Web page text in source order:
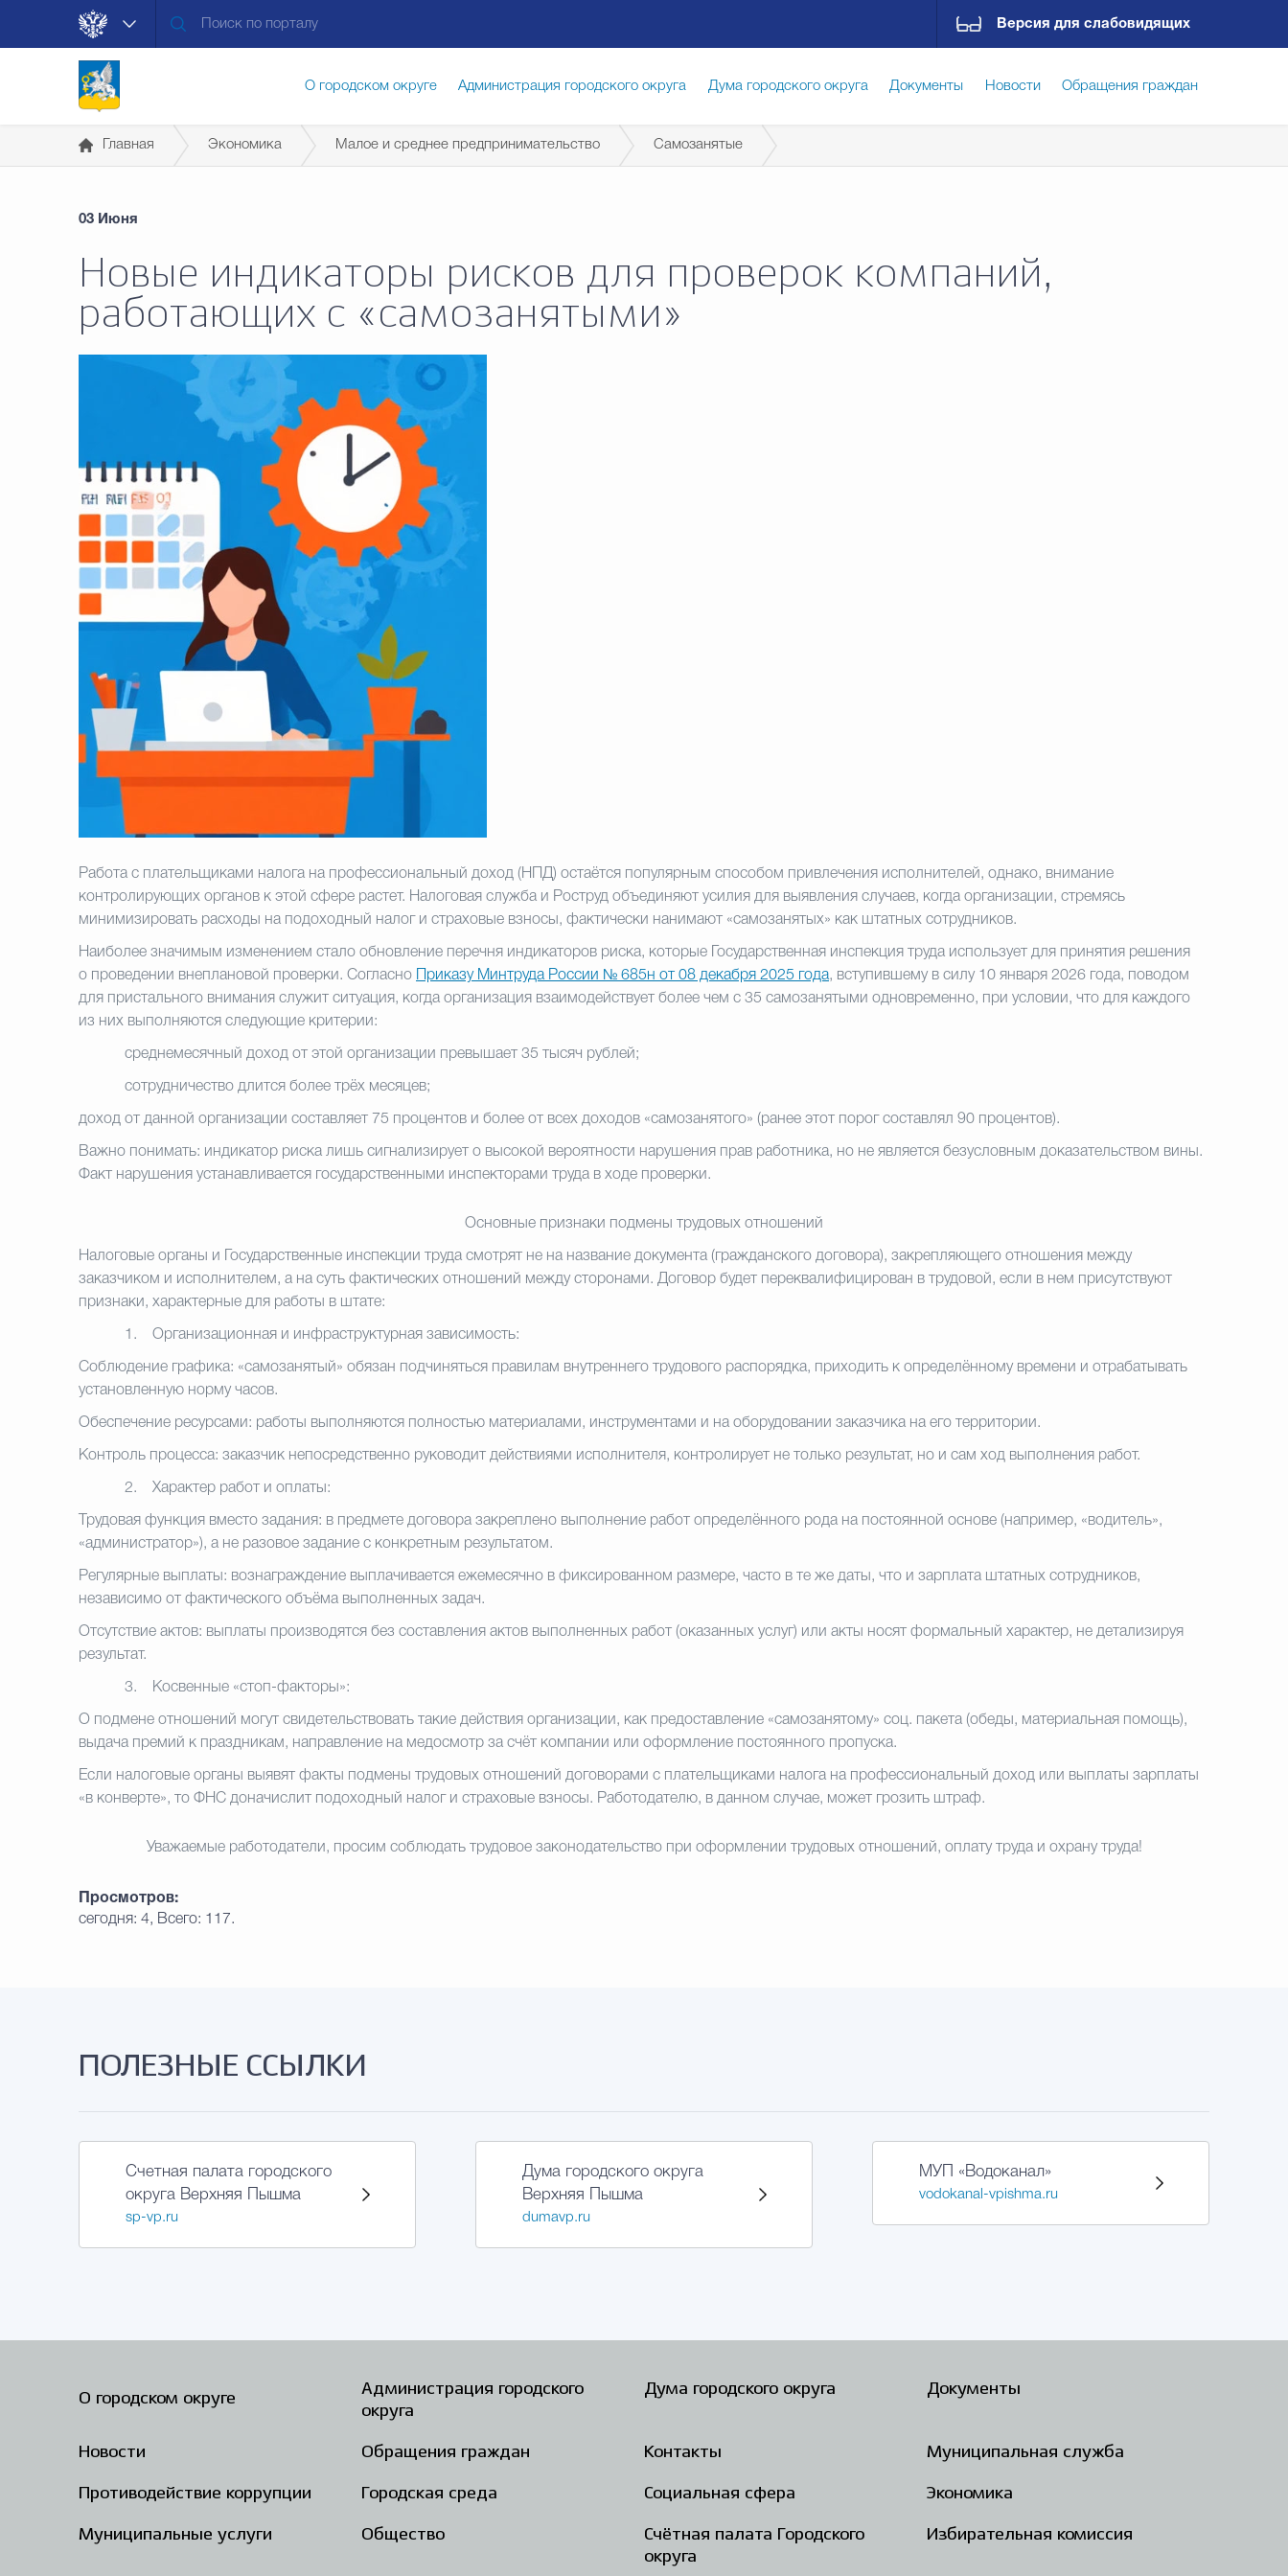
Версия для слабовидящих
О городском округе Администрация городского округа Дума городского округа Документы Новости Обращения граждан
Общественная безопасность Градостроительство и землепользование
Открытые данные
Главная Экономика Малое и среднее предпринимательство Самозанятые
03 Июня
Новые индикаторы рисков для проверок компаний,
работающих с «самозанятыми»
Работа с плательщиками налога на профессиональный доход (НПД) остаётся популярным способом привлечения исполнителей, однако, внимание
контролирующих органов к этой сфере растет. Налоговая служба и Роструд объединяют усилия для выявления случаев, когда организации, стремясь
минимизировать расходы на подоходный налог и страховые взносы, фактически нанимают «самозанятых» как штатных сотрудников.
Наиболее значимым изменением стало обновление перечня индикаторов риска, которые Государственная инспекция труда использует для принятия решения
о проведении внеплановой проверки. Согласно
Приказу Минтруда России № 685н от 08 декабря 2025 года, вступившему в силу 10 января 2026 года, поводом
для пристального внимания служит ситуация, когда организация взаимодействует более чем с 35 самозанятыми одновременно, при условии, что для каждого
из них выполняются следующие критерии:
среднемесячный доход от этой организации превышает 35 тысяч рублей;
сотрудничество длится более трёх месяцев;
доход от данной организации составляет 75 процентов и более от всех доходов «самозанятого» (ранее этот порог составлял 90 процентов).
Важно понимать: индикатор риска лишь сигнализирует о высокой вероятности нарушения прав работника, но не является безусловным доказательством вины.
Факт нарушения устанавливается государственными инспекторами труда в ходе проверки.
Основные признаки подмены трудовых отношений
Налоговые органы и Государственные инспекции труда смотрят не на название документа (гражданского договора), закрепляющего отношения между
заказчиком и исполнителем, а на суть фактических отношений между сторонами. Договор будет переквалифицирован в трудовой, если в нем присутствуют
признаки, характерные для работы в штате:
1. Организационная и инфраструктурная зависимость:
Соблюдение графика: «самозанятый» обязан подчиняться правилам внутреннего трудового распорядка, приходить к определённому времени и отрабатывать
установленную норму часов.
Обеспечение ресурсами : работы выполняются полностью материалами, инструментами и на оборудовании заказчика на его территории.
Контроль процесса: заказчик непосредственно руководит действиями исполнителя, контролирует не только результат, но и сам ход выполнения работ.
2. Характер работ и оплаты:
Трудовая функция вместо задания: в предмете договора закреплено выполнение работ определённого рода на постоянной основе (например, «водитель»,
«администратор»), а не разовое задание с конкретным результатом.
Регулярные выплаты : вознаграждение выплачивается ежемесячно в фиксированном размере, часто в те же даты, что и зарплата штатных сотрудников,
независимо от фактического объёма выполненных задач.
Отсутствие актов: выплаты производятся без составления актов выполненных работ (оказанных услуг) или акты носят формальный характер, не детализируя
результат.
3. Косвенные «стоп-факторы»:
О подмене отношений могут свидетельствовать такие действия организации, как предоставление «самозанятому» соц. пакета (обеды, материальная помощь),
выдача премий к праздникам, направление на медосмотр за счёт компании или оформление постоянного пропуска.
Если налоговые органы выявят факты подмены трудовых отношений договорами с плательщиками налога на профессиональный доход или выплаты зарплаты
«в конверте», то ФНС доначислит подоходный налог и страховые взносы. Работодателю, в данном случае, может грозить штраф.
Уважаемые работодатели, просим соблюдать трудовое законодательство при оформлении трудовых отношений, оплату труда и охрану труда!
Просмотров:
сегодня: 4, Всего: 117.
ПОЛЕЗНЫЕ ССЫЛКИ
Счетная палата городского
округа Верхняя Пышма
sp-vp.ru
Дума городского округа
Верхняя Пышма
dumavp.ru
МУП «Водоканал»
vodokanal-vpishma.ru
О городском округе
Администрация городского
округа
Дума городского округа Документы
Новости Обращения граждан Контакты Муниципальная служба
Противодействие коррупции Городская среда Социальная сфера Экономика
Муниципальные услуги Общество
Счётная палата Городского
округа
Избирательная комиссия